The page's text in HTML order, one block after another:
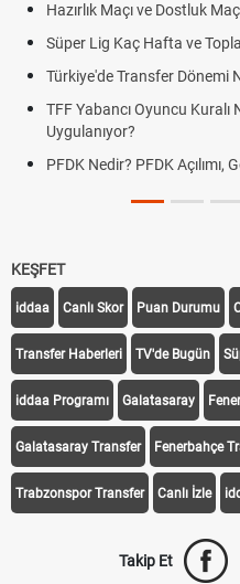
Hazırlık Maçı ve Dostluk
Süper Lig Kaç Hafta ve
Türkiye'de Transfer Dönemi
TFF Yabancı Oyuncu Kuralı
Uygulanıyor?
PFDK Nedir? PFDK Açılımı,
KEŞFET
iddaa Canlı Skor Puan Durumu
Transfer Haberleri TV'de Bugün
iddaa Programı Galatasaray
Galatasaray Transfer Fenerbahçe
Trabzonspor Transfer Canlı İzle
Takip Et